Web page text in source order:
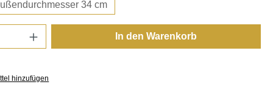
17,5 - Außendurchmesser 34 cm
Anzahl: Gib den gewünschten Wert ein
In den Warenkorb
hinzufügen